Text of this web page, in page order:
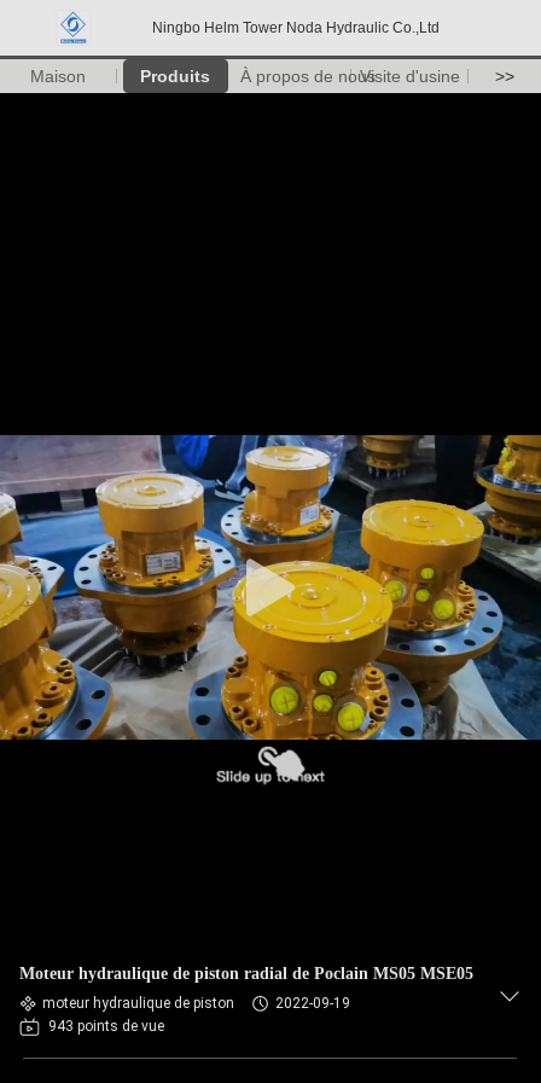
Ningbo Helm Tower Noda Hydraulic Co.,Ltd
Maison Produits À propos de nousVisite d'usine >>
Moteur hydraulique de piston radial de Poclain MS05 MSE05
moteur hydraulique de piston
2022-09-19
943 points de vue